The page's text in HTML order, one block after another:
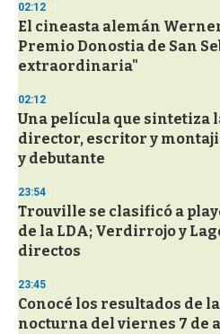
d
s
o
f
3
s
e
c
o
n
d
s
02:12
El cineasta alemán
Premio Donostia de San
extraordinaria"
02:12
Una película que sintetiza
director, escritor y
y debutante
23:54
Trouville se clasificó a
de la LDA; Verdirrojo y
directos
23:45
Conocé los resultados de
nocturna del viernes 7 de